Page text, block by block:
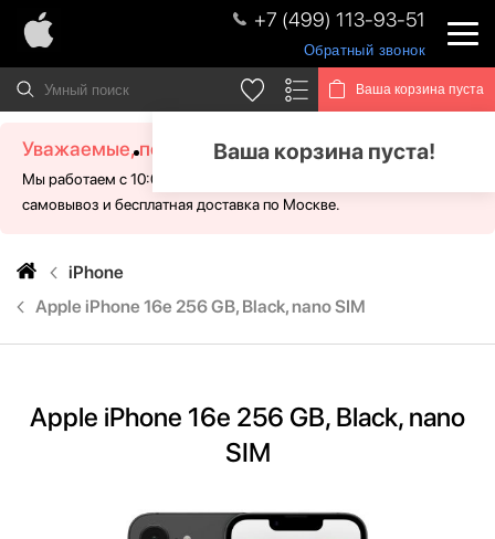
+7 (499) 113-93-51
Обратный звонок
Ваша корзина пуста
Ваша корзина пуста!
Уважаемые, посетители!
Мы работаем с 10:00 - 21:00 без выходных. Для Вас доступен
самовывоз и бесплатная доставка по Москве.
iPhone
Apple iPhone 16e 256 GB, Black, nano SIM
Apple iPhone 16e 256 GB, Black, nano
SIM